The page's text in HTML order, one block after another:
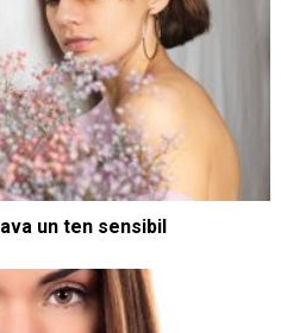
un ten sensibil